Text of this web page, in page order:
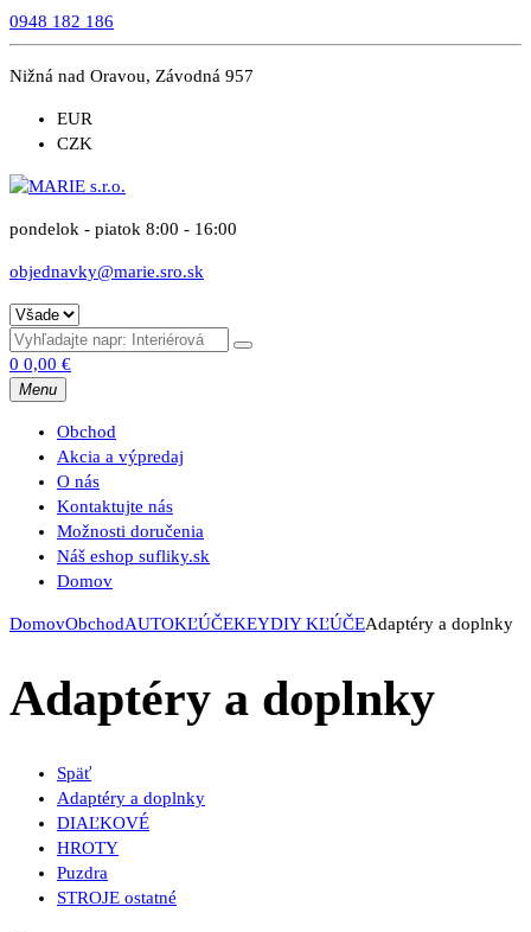
0948 182 186
Nižná nad Oravou, Závodná 957
EUR
CZK
pondelok - piatok 8:00 - 16:00
objednavky@marie.sro.sk
0 0,00 €
Menu
Obchod
Akcia a výpredaj
O nás
Kontaktujte nás
Možnosti doručenia
Náš eshop sufliky.sk
Domov
DomovObchodAUTOKĽÚČEKEYDIY KĽÚČEAdaptéry a doplnky
Adaptéry a doplnky
Späť
Adaptéry a doplnky
DIAĽKOVÉ
HROTY
Puzdra
STROJE ostatné